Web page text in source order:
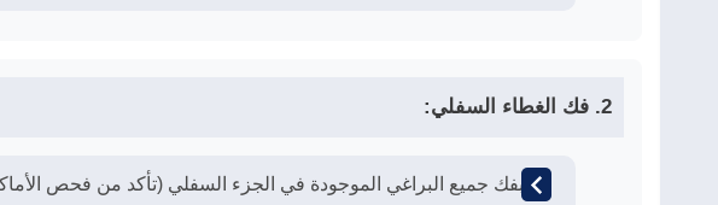
2. فك الغطاء السفلي:
قم بفك جميع البراغي الموجودة في الجزء السفلي (تأكد من فحص